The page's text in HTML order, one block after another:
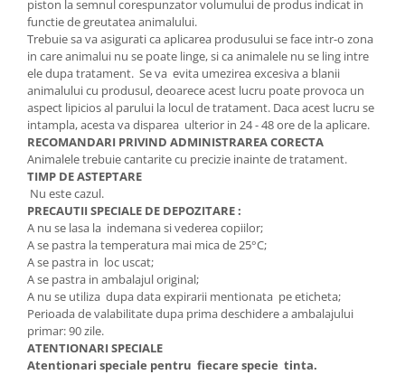
piston la semnul corespunzator volumului de produs indicat in
functie de greutatea animalului.
Trebuie sa va asigurati ca aplicarea produsului se face intr-o zona
in care animalui nu se poate linge, si ca animalele nu se ling intre
ele dupa tratament. Se va evita umezirea excesiva a blanii
animalului cu produsul, deoarece acest lucru poate provoca un
aspect lipicios al parului la locul de tratament. Daca acest lucru se
intampla, acesta va disparea ulterior in 24 - 48 ore de la aplicare.
RECOMANDARI PRIVIND ADMINISTRAREA CORECTA
Animalele trebuie cantarite cu precizie inainte de tratament.
TIMP DE ASTEPTARE
Nu este cazul.
PRECAUTII SPECIALE DE DEPOZITARE :
A nu se lasa la indemana si vederea copiilor;
A se pastra la temperatura mai mica de 25°C;
A se pastra in loc uscat;
A se pastra in ambalajul original;
A nu se utiliza dupa data expirarii mentionata pe eticheta;
Perioada de valabilitate dupa prima deschidere a ambalajului
primar: 90 zile.
ATENTIONARI SPECIALE
Atentionari speciale pentru fiecare specie tinta.